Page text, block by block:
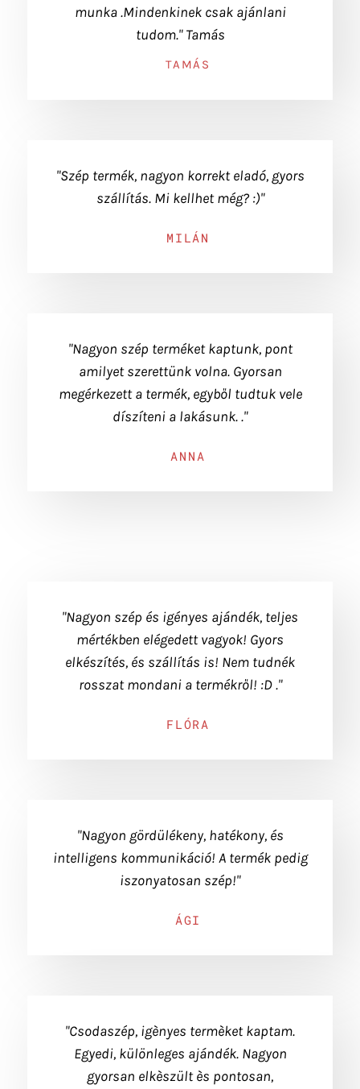
munka .Mindenkinek csak ajánlani
tudom." Tamás
TAMÁS
"Szép termék, nagyon korrekt eladó, gyors
szállítás. Mi kellhet még? :)"
MILÁN
"Nagyon szép terméket kaptunk, pont
amilyet szerettünk volna. Gyorsan
megérkezett a termék, egyből tudtuk vele
díszíteni a lakásunk. ."
ANNA
"Nagyon szép és igényes ajándék, teljes
mértékben elégedett vagyok! Gyors
elkészítés, és szállítás is! Nem tudnék
rosszat mondani a termékről! :D ."
FLÓRA
"Nagyon gördülékeny, hatékony, és
intelligens kommunikáció! A termék pedig
iszonyatosan szép!"
ÁGI
"Csodaszép, igènyes termèket kaptam.
Egyedi, különleges ajándék. Nagyon
gyorsan elkèszült ès pontosan,